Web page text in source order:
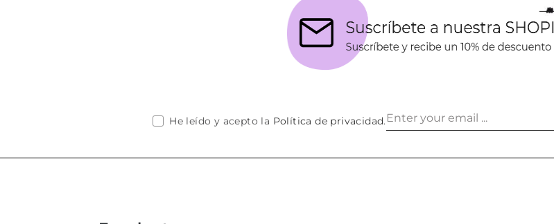
He leído y acepto la Política de privacidad.